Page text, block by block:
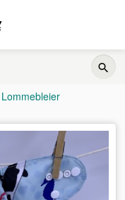
Lommebleier